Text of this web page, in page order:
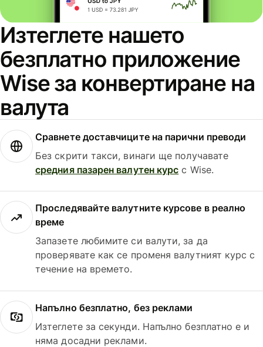
Изтеглете нашето
безплатно приложение
Wise за конвертиране на
валута
Сравнете доставчиците на парични преводи
Без скрити такси, винаги ще получавате
средния пазарен валутен курс с Wise.
Проследявайте валутните курсове в реално
време
Запазете любимите си валути, за да
проверявате как се променя валутният курс с
течение на времето.
Напълно безплатно, без реклами
Изтеглете за секунди. Напълно безплатно е и
няма досадни реклами.